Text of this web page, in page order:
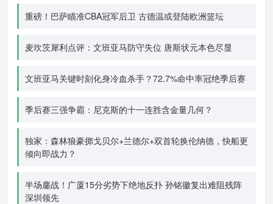
重磅！巴萨瞄准CBA冠军后卫 古德温或登陆欧洲篮坛
麦坎茨犀利点评：文班亚马防守失位 唐斯状元本色尽显
文班亚马关键时刻化身冷血杀手？72.7%命中率冠绝季后赛
季后赛三强争霸：尼克斯的十一连胜含金量几何？
独家：森林狼豪掷戈贝尔+兰德尔+双首轮换伦纳德，快船更
倾向即战力？
半场鏖战！广厦15分劣势下绝地反扑 孙铭徽复出难阻残阵
深圳领先